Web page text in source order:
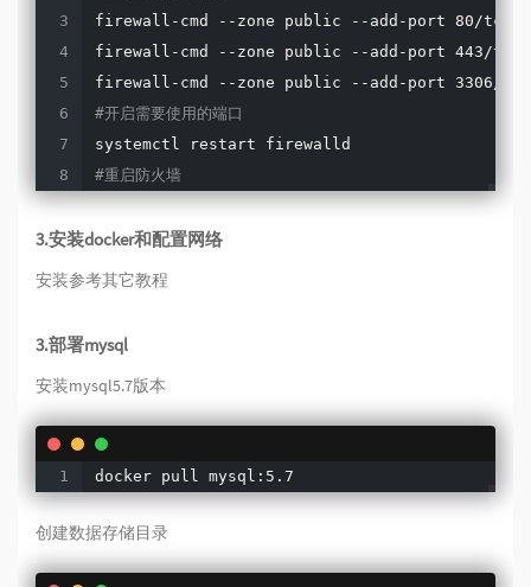
firewall-cmd --zone public --add-port 80/tcp
firewall-cmd --zone public --add-port 443/tcp
#开启需要使用的端口
#重启防火墙
3.安装docker和配置网络
安装参考其它教程
3.部署mysql
安装mysql5.7版本
docker pull mysql:5.7
创建数据存储目录